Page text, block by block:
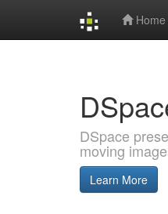
Home
DSpace
moving
Learn More